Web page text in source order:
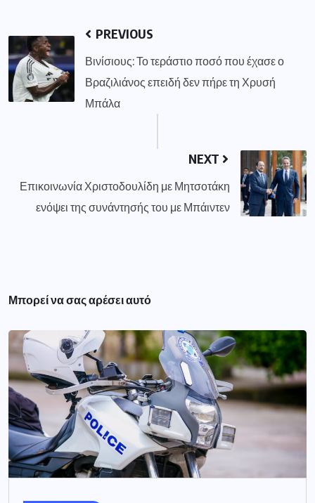
PREVIOUS
Βινίσιους: Το τεράστιο ποσό που έχασε ο
Βραζιλιάνος επειδή δεν πήρε τη Χρυσή
Μπάλα
NEXT
Επικοινωνία Χριστοδουλίδη με Μητσοτάκη
ενόψει της συνάντησής του με Μπάιντεν
Μπορεί να σας αρέσει αυτό